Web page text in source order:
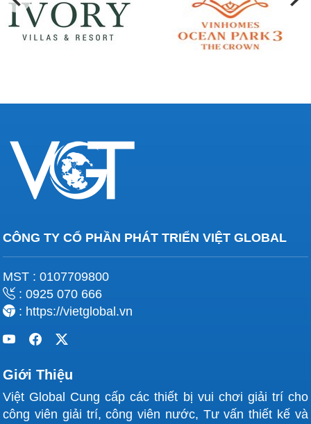
CÔNG TY CỔ PHẦN PHÁT TRIỂN VIỆT GLOBAL
MST : 0107709800
: 0925 070 666
: https://vietglobal.vn
Giới Thiệu
Việt Global Cung cấp các thiết bị vui chơi giải trí cho
công viên giải trí, công viên nước, Tư vấn thiết kế và